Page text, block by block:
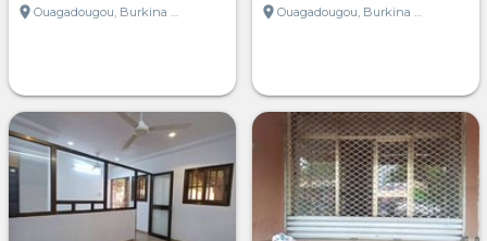
location_on
Ouagadougou, Burkina Faso
location_on
Ouagadougou, Burkina Faso